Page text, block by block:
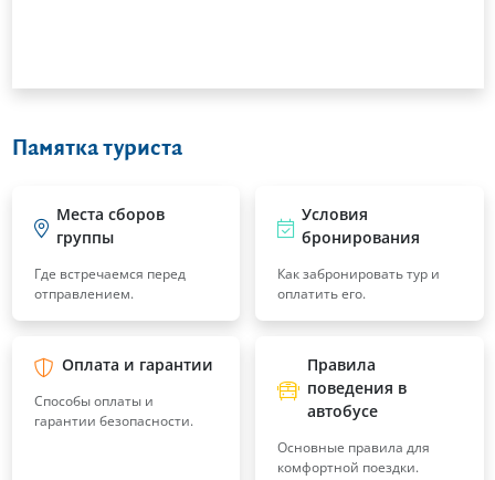
Памятка туриста
Места сборов
группы
Где встречаемся перед
отправлением.
Условия
бронирования
Как забронировать тур и
оплатить его.
Оплата и гарантии
Способы оплаты и
гарантии безопасности.
Правила
поведения в
автобусе
Основные правила для
комфортной поездки.